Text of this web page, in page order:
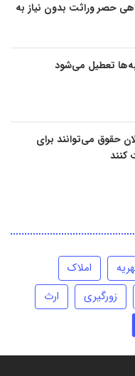
حصر وراثت بدون نیاز به
کرد
تعطیل می‌شود
حقوق می‌توانند برای
کنند
املاک
زورگیری
ارث